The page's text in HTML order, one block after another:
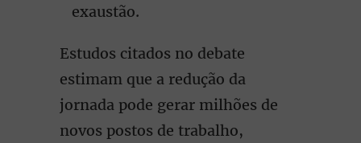
exaustão.
Estudos citados no debate
estimam que a redução da
jornada pode gerar milhões de
novos postos de trabalho,